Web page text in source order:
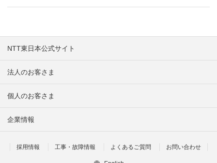
NTT東日本公式サイト
法人のお客さま
個人のお客さま
企業情報
採用情報 工事・故障情報 よくあるご質問 お問い合わせ